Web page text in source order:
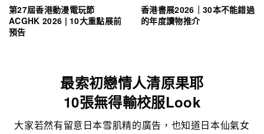
第27屆香港動漫電玩節
ACGHK 2026 | 10大重點展前
預告
香港書展2026｜30本不能錯過
的年度讀物推介
最索初戀情人清原果耶
10張無得輸校服Look
大家若然有留意日本雪肌精的廣告，也知道日本仙氣女